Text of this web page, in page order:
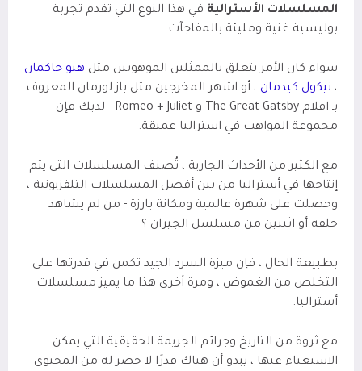
المسلسلات الأسترالية في هذا النوع التي تقدم تجربة
بوليسية غنية ومليئة بالمفاجآت.
سواء كان الأمر يتعلق بالممثلين الموهوبين مثل هيو جاكمان
، نيكول كيدمان ، أو اشهر المخرجين مثل باز لورمان المعروف
بـ افلام The Great Gatsby و Romeo + Juliet - لذبك فإن
مجموعة المواهب في استراليا عميقة.
مع الكثير من الأحداث الجارية ، تُصنف المسلسلات التي يتم
إنتاجها في أستراليا من بين أفضل المسلسلات التلفزيونية ،
وحصلت على شهرة عالمية ومكانة بارزة - من لم يشاهد
حلقة أو اثنتين من مسلسل الجيران ؟
بطبيعة الحال ، فإن ميزة السرد الجيد تكمن في قدرتها على
التخلص من الغموض ، ومرة ​​أخرى هذا ما يميز مسلسلات
أستراليا.
مع ثروة من التاريخ وجرائم الجريمة الحقيقية التي يمكن
الاستغناء عنها ، يبدو أن هناك قدرًا لا حصر له من المحتوى